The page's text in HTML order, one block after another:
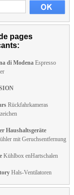
pages
di Modena Espresso
Rückfahrkameras
Haushaltsgeräte
mit Geruchsentfernung
Kühlbox enHartschalen
Hals-Ventilatoren